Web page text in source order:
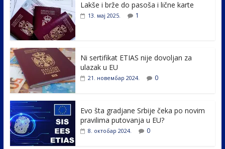
b
o
o
k
er e e
Lakše i brže do pasoša i lične karte
13. мај 2025. 1
Ni sertifikat ETIAS nije dovoljan za
ulazak u EU
21. новембар 2024. 0
Evo šta gradjane Srbije čeka po novim
pravilima putovanja u EU?
8. октобар 2024. 0